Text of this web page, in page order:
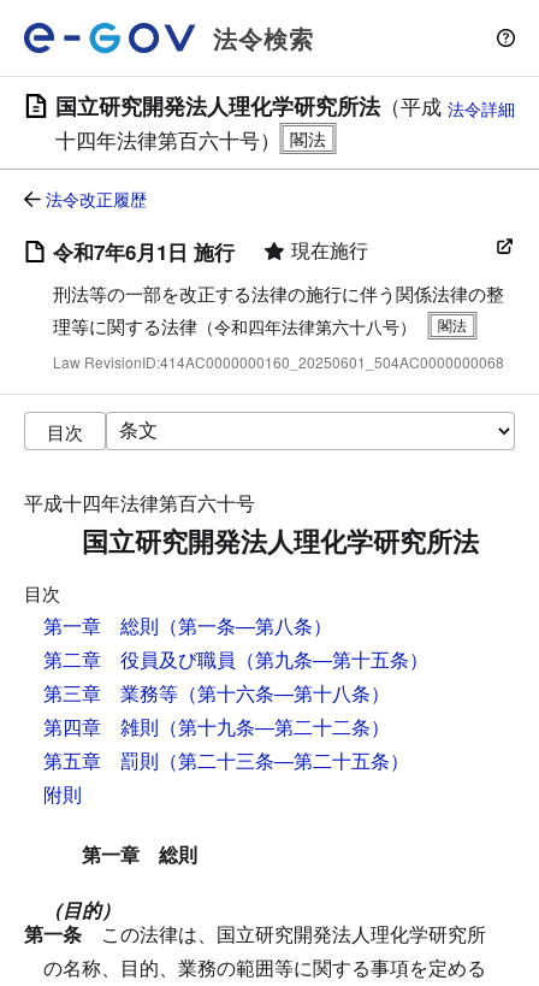
法令検索
国立研究開発法人理化学研究所法（平成
十四年法律第百六十号）
法令詳細
法令改正履歴
令和7年6月1日 施行 現在施行
刑法等の一部を改正する法律の施行に伴う関係法律の整
理等に関する法律 （令和四年法律第六十八号）
Law RevisionID:414AC0000000160_20250601_504AC0000000068
目次
平成十四年法律第百六十号
国立研究開発法人理化学研究所法
目次
第一章 総則 （第一条―第八条）
第二章 役員及び職員 （第九条―第十五条）
第三章 業務等 （第十六条―第十八条）
第四章 雑則 （第十九条―第二十二条）
第五章 罰則 （第二十三条―第二十五条）
附則
第一章 総則
（目的）
第一条 この法律は、国立研究開発法人理化学研究所
の名称、目的、業務の範囲等に関する事項を定める